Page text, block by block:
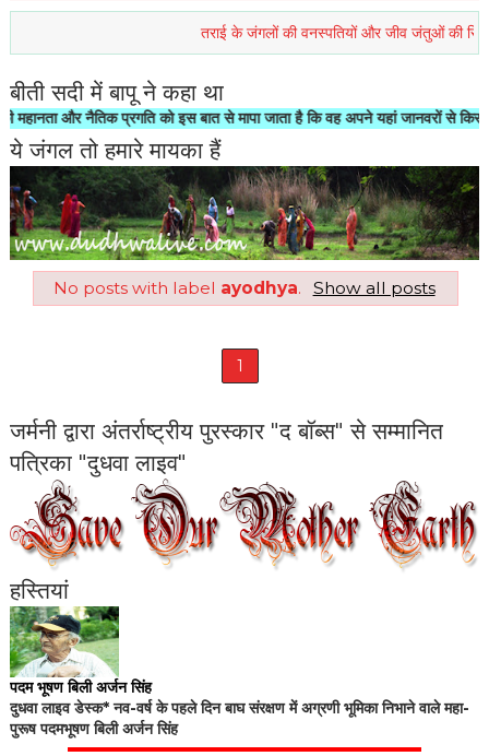
तराई के जंगलों की वनस्पतियों और जीव जंतुओं की रिहाइश
बीती सदी में बापू ने कहा था
और नैतिक प्रगति को इस बात से मापा जाता है कि वह अपने यहां जानवरों से किस तरह
ये जंगल तो हमारे मायका हैं
No posts with label ayodhya. Show all posts
1
जर्मनी द्वारा अंतर्राष्ट्रीय पुरस्कार "द बॉब्स" से सम्मानित
पत्रिका "दुधवा लाइव"
हस्तियां
पदम भूषण बिली अर्जन सिंह
दुधवा लाइव डेस्क* नव-वर्ष के पहले दिन बाघ संरक्षण में अग्रणी भूमिका निभाने वाले महा-
पुरूष पदमभूषण बिली अर्जन सिंह